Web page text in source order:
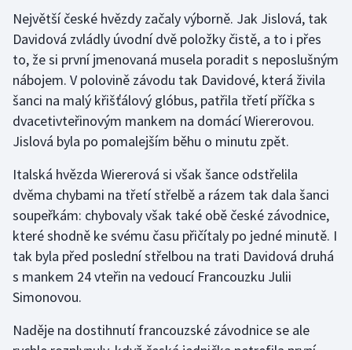
Stolní tenis
Triatlon
Veslování
Vodní slalom
Ostatní
Největší české hvězdy začaly výborně. Jak Jislová, tak
Davidová zvládly úvodní dvě položky čistě, a to i přes
to, že si první jmenovaná musela poradit s neposlušným
nábojem. V polovině závodu tak Davidové, která živila
šanci na malý křišťálový glóbus, patřila třetí příčka s
dvacetivteřinovým mankem na domácí Wiererovou.
Jislová byla po pomalejším běhu o minutu zpět.
Italská hvězda Wiererová si však šance odstřelila
dvěma chybami na třetí střelbě a rázem tak dala šanci
soupeřkám: chybovaly však také obě české závodnice,
které shodně ke svému času přičítaly po jedné minutě. I
tak byla před poslední střelbou na trati Davidová druhá
s mankem 24 vteřin na vedoucí Francouzku Julii
Simonovou.
Naděje na dostihnutí francouzské závodnice se ale